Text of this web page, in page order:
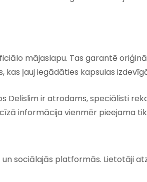
mājaslapu. Tas garantē
ļauj iegādāties kapsulas
Delislim ir atrodams, speciālisti
informācija vienmēr pieejama
sociālajās platformās. Lietotāji